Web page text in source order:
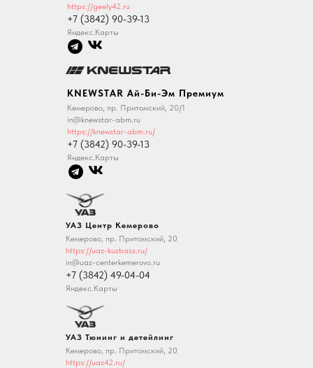
УАЗ Тюнинг и детейлинг
Кемерово, пр. Притомский, 20
https://uaz42.ru/
УАЗ Центр Кемерово
Кемерово, пр. Притомский, 20
+7 (3842) 49-04-04
in@uaz-centerkemerovo.ru
Яндекс.Карты
https://uaz-kuzbass.ru/
KNEWSTAR Ай-Би-Эм Премиум
Кемерово, пр. Притомский, 20/1
+7 (3842) 90-39-13
https://knewstar-abm.ru/
Яндекс.Карты
in@knewstar-abm.ru
+7 (3842) 90-39-13
https://geely42.ru
Яндекс.Карты